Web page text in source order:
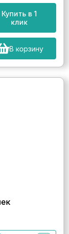
Купить в 1
клик
В корзину